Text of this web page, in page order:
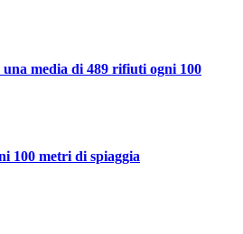
una media di 489 rifiuti ogni 100
100 metri di spiaggia